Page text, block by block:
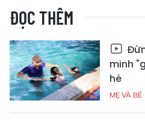
ĐỌC THÊM
minh
hè
MẸ VÀ BÉ